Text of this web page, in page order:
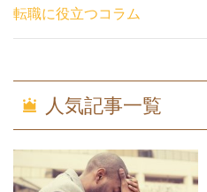
転職に役立つコラム
人気記事一覧